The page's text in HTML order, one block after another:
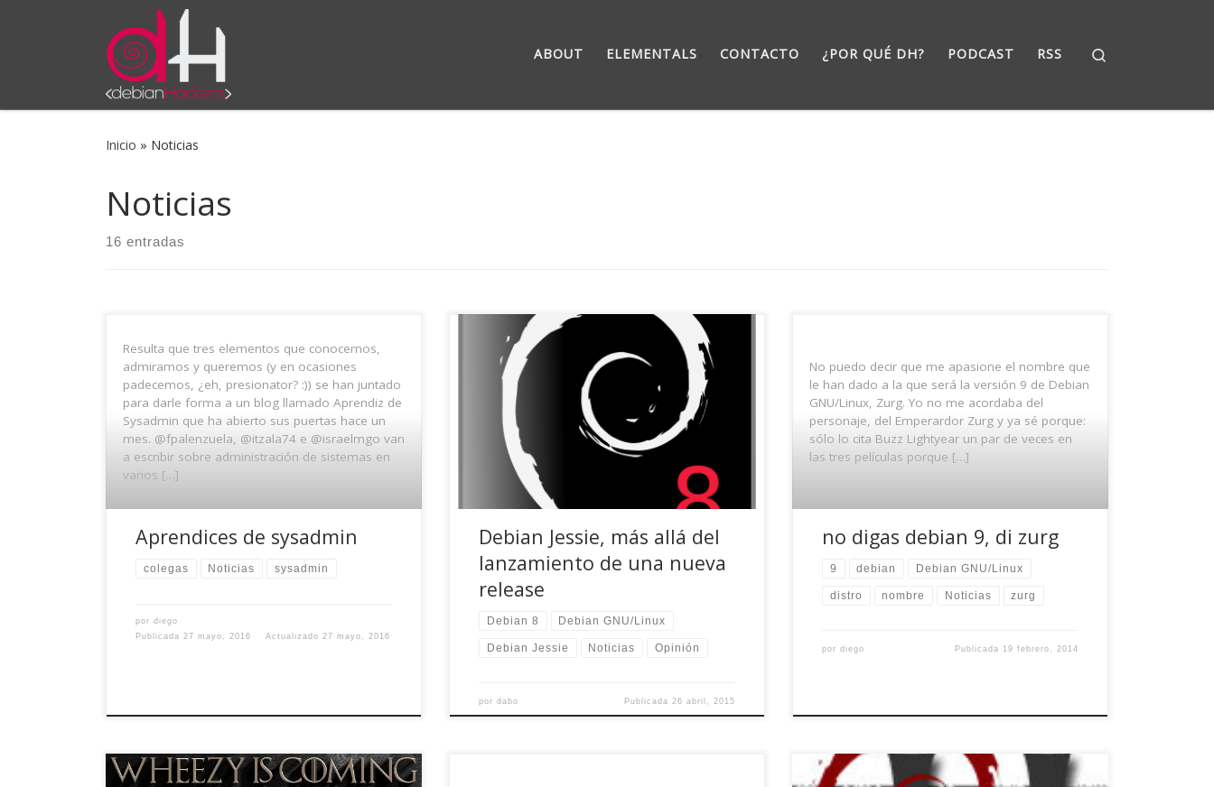
Saltar al contenido
ABOUT ELEMENTALS CONTACTO ¿POR QUÉ DH? PODCAST RSS
Inicio » Noticias
Noticias
16 entradas
Resulta que tres elementos que conocemos,
admiramos y queremos (y en ocasiones
padecemos, ¿eh, presionator? :)) se han juntado
para darle forma a un blog llamado Aprendiz de
Sysadmin que ha abierto sus puertas hace un
mes. @fpalenzuela, @itzala74 e @israelmgo van
a escribir sobre administración de sistemas en
varios […]
Aprendices de sysadmin
colegas Noticias sysadmin
pordiego
Publicada 27 mayo, 2016 Actualizado 27 mayo, 2016
Hoy ha sido un día de fiesta, fiesta del Software
Libre, de GNU/Linux y sobre todo, el día de
Debian. Más allá de una cuestión de fechas por
lo que ha supuesto este sábado 24 (por si
alguien no lo sabe hoy ha visto la luz Debian 8
estable), para […]
Debian Jessie, más allá del
lanzamiento de una nueva
release
Debian 8 Debian GNU/Linux
Debian Jessie Noticias Opinión
pordabo Publicada 26 abril, 2015
No puedo decir que me apasione el nombre que
le han dado a la que será la versión 9 de Debian
GNU/Linux, Zurg. Yo no me acordaba del
personaje, del Emperardor Zurg y ya sé porque:
sólo lo cita Buzz Lightyear un par de veces en
las tres películas porque […]
no digas debian 9, di zurg
9 debian Debian GNU/Linux
distro nombre Noticias zurg
pordiego Publicada 19 febrero, 2014